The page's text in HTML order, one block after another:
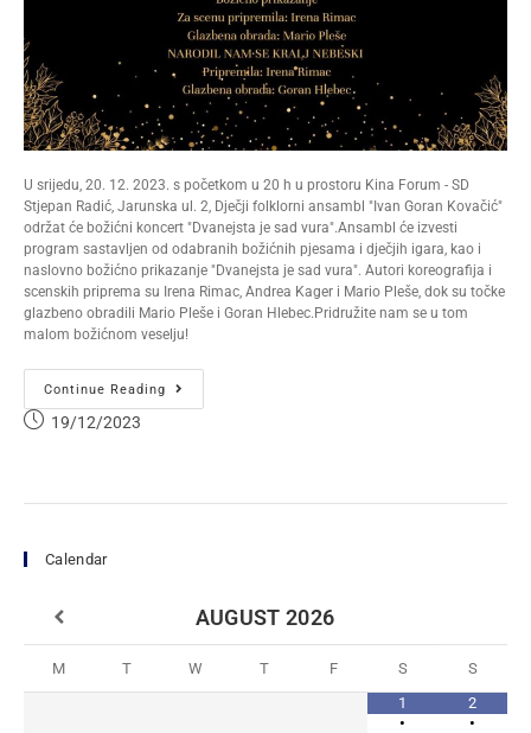
U srijedu, 20. 12. 2023. s početkom u 20 h u prostoru Kina Forum - SD
Stjepan Radić, Jarunska ul. 2, Dječji folklorni ansambl "Ivan Goran Kovačić"
održat će božićni koncert "Dvanejsta je sad vura".Ansambl će izvesti
program sastavljen od odabranih božićnih pjesama i dječjih igara, kao i
naslovno božićno prikazanje "Dvanejsta je sad vura". Autori koreografija i
scenskih priprema su Irena Rimac, Andrea Kager i Mario Pleše, dok su točke
glazbeno obradili Mario Pleše i Goran Hlebec.Pridružite nam se u tom
malom božićnom veselju!
Continue Reading
19/12/2023
Calendar
AUGUST 2026
M T W T F S
S
1
•
2
•